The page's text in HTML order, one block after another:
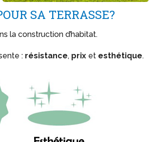
SA TERRASSE?
la construction d’habitat.
: résistance, prix et esthétique.